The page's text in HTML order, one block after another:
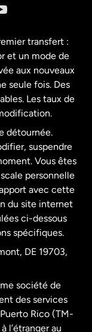
transfert :
et un mode de
aux nouveaux
seule fois. Des
Les taux de
détournée.
suspendre
Vous êtes
personnelle
avec cette
du site internet
ci-dessous
spécifiques.
DE 19703,
société de
des services
Rico (TM-
l’étranger au